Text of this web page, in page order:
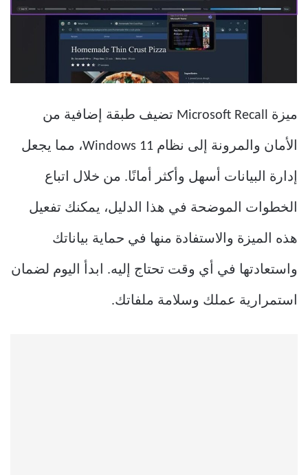
ميزة Microsoft Recall تضيف طبقة إضافية من
الأمان والمرونة إلى نظام Windows 11، مما يجعل
إدارة البيانات أسهل وأكثر أمانًا. من خلال اتباع
الخطوات الموضحة في هذا الدليل، يمكنك تفعيل
هذه الميزة والاستفادة منها في حماية بياناتك
واستعادتها في أي وقت تحتاج إليه. ابدأ اليوم لضمان
استمرارية عملك وسلامة ملفاتك.